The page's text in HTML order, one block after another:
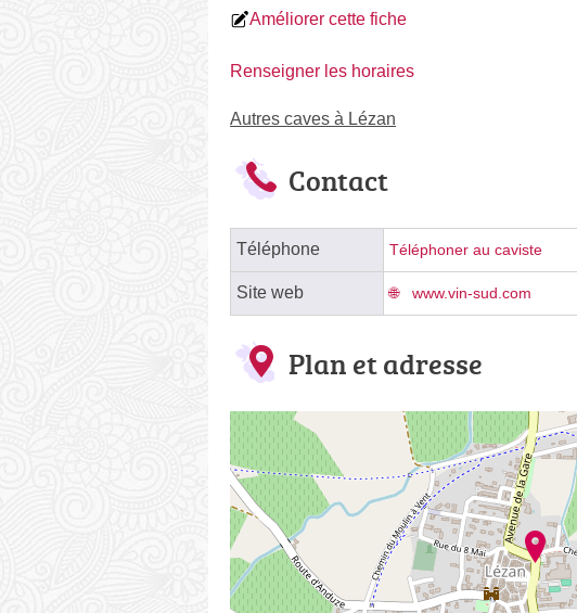
Améliorer cette fiche
Renseigner les horaires
Autres caves à Lézan
Contact
Téléphone Téléphoner au caviste
Site web www.vin-sud.com
Plan et adresse